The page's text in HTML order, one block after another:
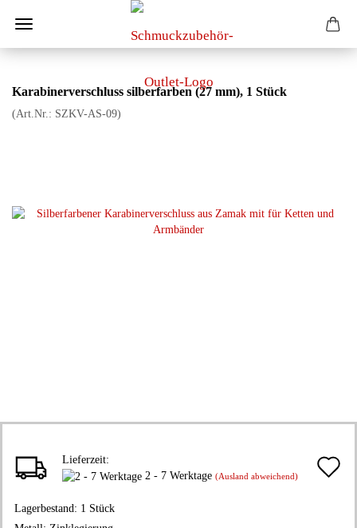
Karabinerverschluss silberfarben (27 mm), 1 Stück
(Art.Nr.: SZKV-AS-09)
Lieferzeit:
2 - 7 Werktage (Ausland abweichend)
Lagerbestand: 1 Stück